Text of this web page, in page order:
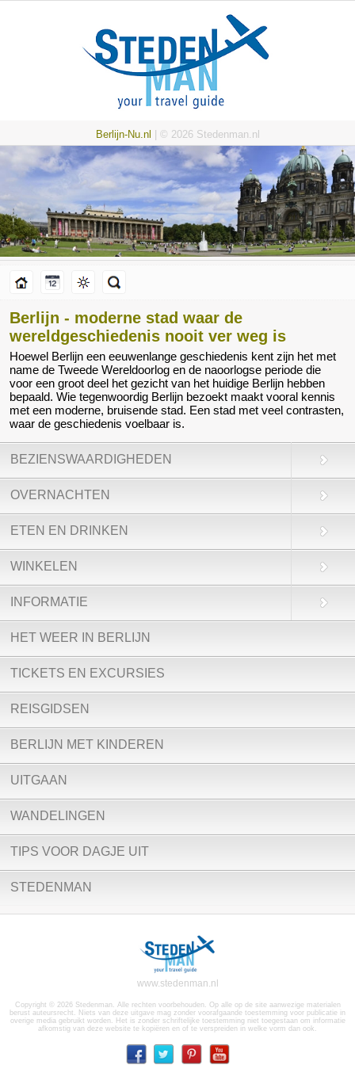
Berlijn-Nu.nl | © 2026 Stedenman.nl
Berlijn - moderne stad waar de
wereldgeschiedenis nooit ver weg is
Hoewel Berlijn een eeuwenlange geschiedenis kent zijn het met
name de Tweede Wereldoorlog en de naoorlogse periode die
voor een groot deel het gezicht van het huidige Berlijn hebben
bepaald. Wie tegenwoordig Berlijn bezoekt maakt vooral kennis
met een moderne, bruisende stad. Een stad met veel contrasten,
waar de geschiedenis voelbaar is.
BEZIENSWAARDIGHEDEN
OVERNACHTEN
ETEN EN DRINKEN
WINKELEN
INFORMATIE
HET WEER IN BERLIJN
TICKETS EN EXCURSIES
REISGIDSEN
BERLIJN MET KINDEREN
UITGAAN
WANDELINGEN
TIPS VOOR DAGJE UIT
STEDENMAN
www.stedenman.nl
Copyright © 2026 Stedenman. Alle rechten voorbehouden. Op alle op de site aanwezige materialen
berust auteursrecht. Niets van deze uitgave mag zonder voorafgaande toestemming voor publicatie in
overige media gebruikt worden. Het is zonder schriftelijke toestemming niet toegestaan om informatie
afkomstig van deze website te kopiëren en of te verspreiden in welke vorm dan ook.